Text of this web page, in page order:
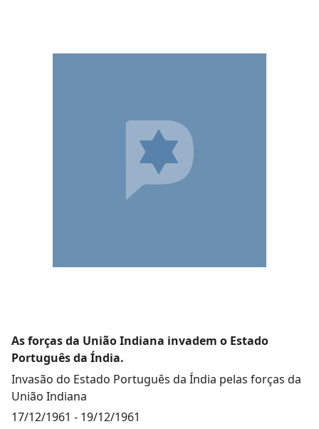
As forças da União Indiana invadem o Estado
Português da Índia.
Invasão do Estado Português da Índia pelas forças da
União Indiana
17/12/1961 - 19/12/1961